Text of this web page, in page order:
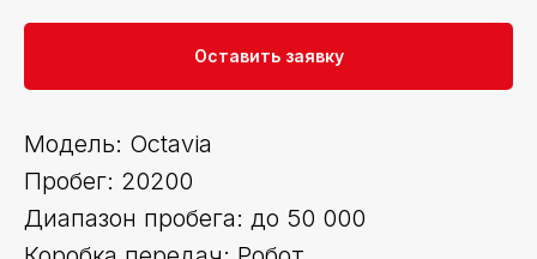
Оставить заявку
Модель: Octavia
Пробег: 20200
Диапазон пробега: до 50 000